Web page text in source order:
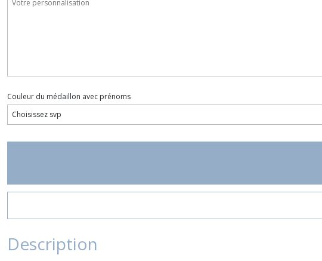
Couleur du médaillon avec prénoms
Description